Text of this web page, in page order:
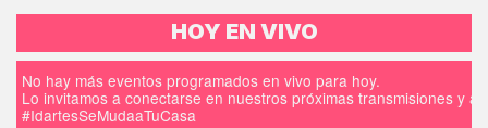
HOY EN VIVO
No hay más eventos programados en vivo para hoy.
Lo invitamos a conectarse en nuestros próximas transmisiones y
#IdartesSeMudaaTuCasa